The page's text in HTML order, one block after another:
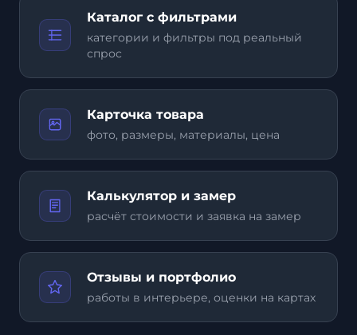
Каталог с фильтрами
категории и фильтры под реальный
спрос
Карточка товара
фото, размеры, материалы, цена
Калькулятор и замер
расчёт стоимости и заявка на замер
Отзывы и портфолио
работы в интерьере, оценки на картах